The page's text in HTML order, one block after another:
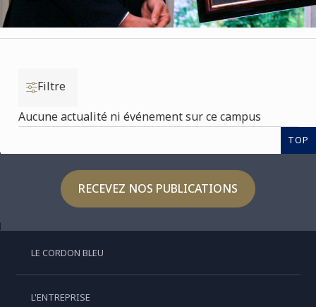
Filtre
Aucune actualité ni événement sur ce campus
TOP
RECEVEZ NOS PUBLICATIONS
LE CORDON BLEU
L'ENTREPRISE